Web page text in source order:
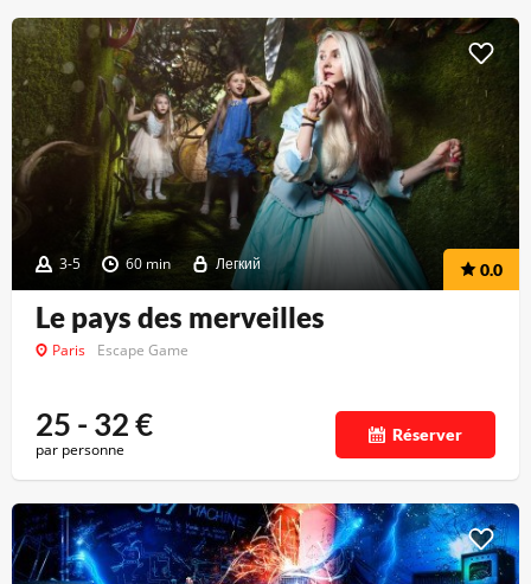
3-5 60 min Легкий 0.0
Le pays des merveilles
Paris Escape Game
25 - 32€
par personne
Réserver